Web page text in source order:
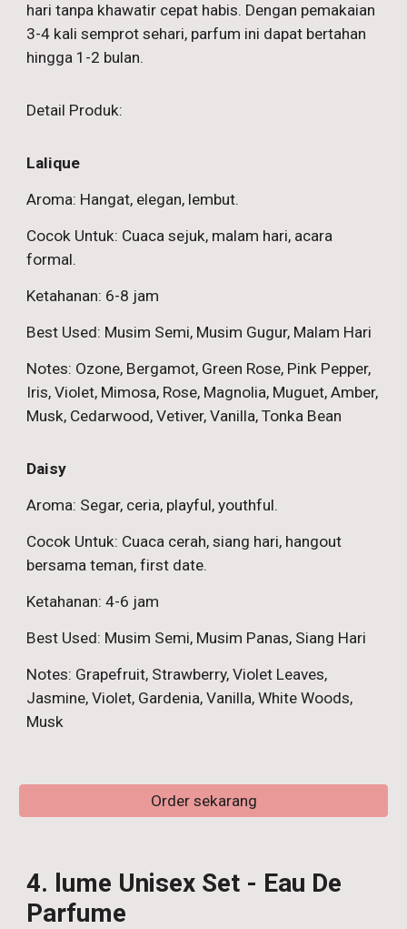
hari tanpa khawatir cepat habis. Dengan pemakaian
3-4 kali semprot sehari, parfum ini dapat bertahan
hingga 1-2 bulan.
Detail Produk:
Lalique
Aroma: Hangat, elegan, lembut.
Cocok Untuk: Cuaca sejuk, malam hari, acara
formal.
Ketahanan: 6-8 jam
Best Used: Musim Semi, Musim Gugur, Malam Hari
Notes: Ozone, Bergamot, Green Rose, Pink Pepper,
Iris, Violet, Mimosa, Rose, Magnolia, Muguet, Amber,
Musk, Cedarwood, Vetiver, Vanilla, Tonka Bean
Daisy
Aroma: Segar, ceria, playful, youthful.
Cocok Untuk: Cuaca cerah, siang hari, hangout
bersama teman, first date.
Ketahanan: 4-6 jam
Best Used: Musim Semi, Musim Panas, Siang Hari
Notes: Grapefruit, Strawberry, Violet Leaves,
Jasmine, Violet, Gardenia, Vanilla, White Woods,
Musk
Order sekarang
4. lume Unisex Set - Eau De
Parfume